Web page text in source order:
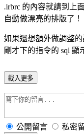
.irbrc 的內容就請到上
自動做漂亮的排版了！
如果還想額外做調整
剛才下的指令的 sql 顯
載入更多
公開留言 私密